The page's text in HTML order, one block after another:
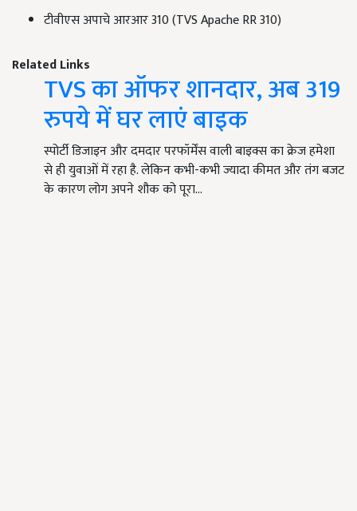
टीवीएस अपाचे आरआर 310 (TVS Apache RR 310)
Related Links
TVS का ऑफर शानदार, अब 319
रुपये में घर लाएं बाइक
स्पोर्टी डिजाइन और दमदार परफॉर्मेंस वाली बाइक्स का क्रेज हमेशा
से ही युवाओं में रहा है. लेकिन कभी-कभी ज्यादा कीमत और तंग बजट
के कारण लोग अपने शौक को पूरा…